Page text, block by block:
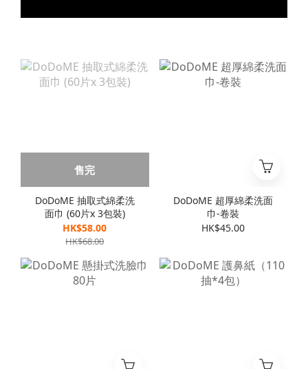
售完
DoDoME 抽取式綿柔洗
面巾 (60片x 3包裝)
HK$58.00
HK$68.00
DoDoME 超厚綿柔洗面
巾-卷裝
HK$45.00